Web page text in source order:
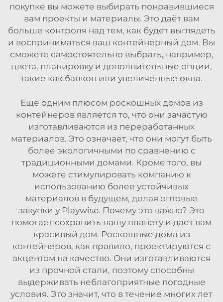
покупке вы можете выбирать понравившиеся
вам проекты и материалы. Это даёт вам
больше контроля над тем, как будет выглядеть
и восприниматься ваш контейнерный дом. Вы
сможете самостоятельно выбрать, например,
цвета, планировку и дополнительные опции,
такие как балкон или увеличенные окна.
Еще одним плюсом роскошных домов из
контейнеров является то, что они зачастую
изготавливаются из переработанных
материалов. Это означает, что они могут быть
более экологичными по сравнению с
традиционными домами. Кроме того, вы
можете стимулировать компанию к
использованию более устойчивых
материалов в будущем, делая оптовые
закупки у Playwise. Почему это важно? Это
помогает сохранить нашу планету и дает вам
красивый дом. Роскошные дома из
контейнеров, как правило, проектируются с
акцентом на качество. Они изготавливаются
из прочной стали, поэтому способны
выдерживать неблагоприятные погодные
условия. Это значит, что в течение многих лет